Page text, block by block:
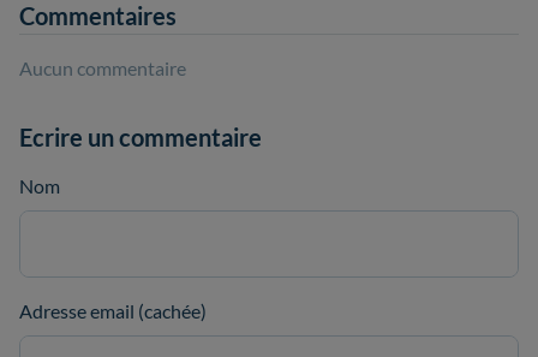
Commentaires
Aucun commentaire
Ecrire un commentaire
Nom
Adresse email (cachée)